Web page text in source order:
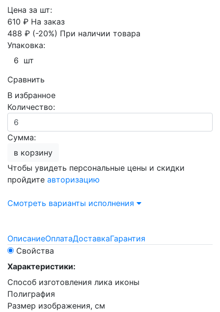
Цена за шт:
610 ₽ На заказ
488 ₽ (-20%) При наличии товара
Упаковка:
6 шт
Сравнить
В избранное
Количество:
Сумма:
в корзину
Чтобы увидеть персональные цены и скидки
пройдите авторизацию
Смотреть варианты исполнения
ОписаниеОплатаДоставкаГарантия
Свойства
Характеристики:
Способ изготовления лика иконы
Полиграфия
Размер изображения, см